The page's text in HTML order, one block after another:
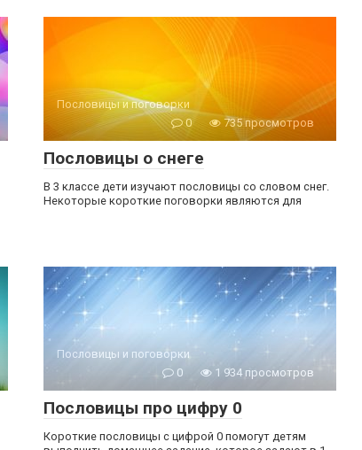
Пословицы и поговорки
0
735 просмотров
Пословицы о снеге
В 3 классе дети изучают пословицы со словом снег.
Некоторые короткие поговорки являются для
Пословицы и поговорки
0
1 934 просмотров
Пословицы про цифру 0
Короткие пословицы с цифрой 0 помогут детям